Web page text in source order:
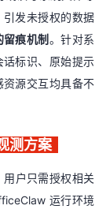
发未授权的数据
痕机制 。针对系
标识、原始提示
源交互均具备不
测方案
户只需授权相关
运行环境